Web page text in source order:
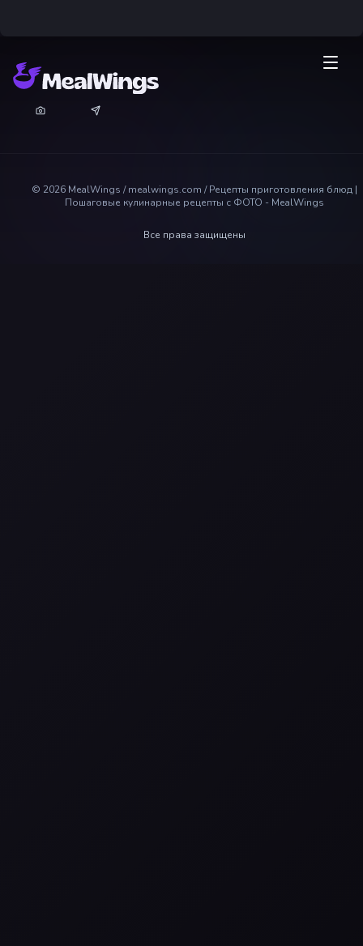
© 2026 MealWings / mealwings.com /Рецепты приготовления блюд |
Пошаговые кулинарные рецепты с ФОТО - MealWings
Все права защищены